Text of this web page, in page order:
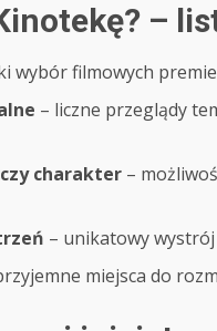
–
wybór filmowych
– liczne przeglądy
charakter –
– unikatowy
miejsca do